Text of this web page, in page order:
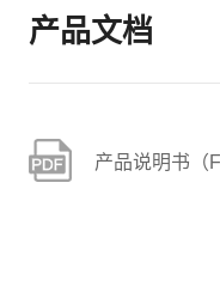
产品文档
产品说明书（